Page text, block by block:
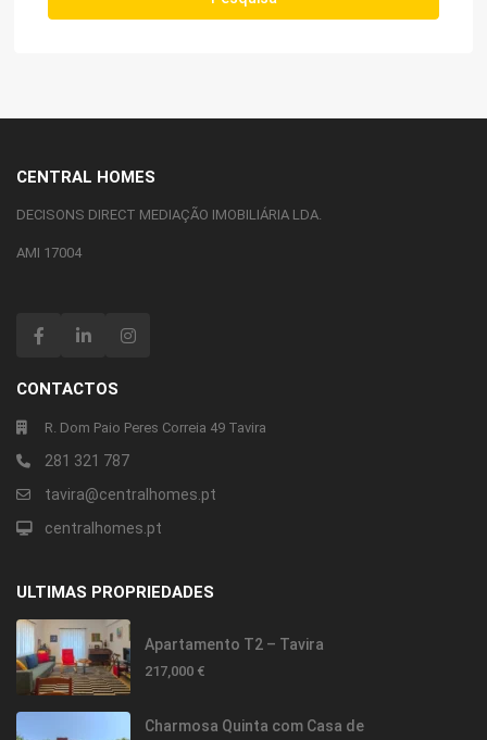
CENTRAL HOMES
DECISONS DIRECT MEDIAÇÃO IMOBILIÁRIA LDA.
AMI 17004
CONTACTOS
R. Dom Paio Peres Correia 49 Tavira
281 321 787
tavira@centralhomes.pt
centralhomes.pt
ULTIMAS PROPRIEDADES
Apartamento T2 – Tavira
217,000 €
Charmosa Quinta com Casa de